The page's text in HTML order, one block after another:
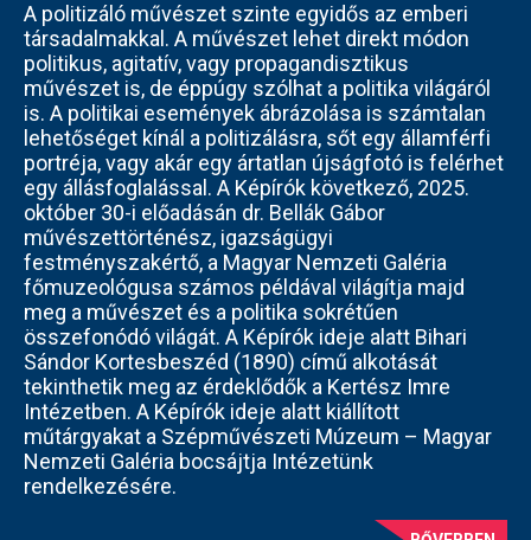
A politizáló művészet szinte egyidős az emberi
társadalmakkal. A művészet lehet direkt módon
politikus, agitatív, vagy propagandisztikus
művészet is, de éppúgy szólhat a politika világáról
is. A politikai események ábrázolása is számtalan
lehetőséget kínál a politizálásra, sőt egy államférfi
portréja, vagy akár egy ártatlan újságfotó is felérhet
egy állásfoglalással. A Képírók következő, 2025.
október 30-i előadásán dr. Bellák Gábor
művészettörténész, igazságügyi
festményszakértő, a Magyar Nemzeti Galéria
főmuzeológusa számos példával világítja majd
meg a művészet és a politika sokrétűen
összefonódó világát. A Képírók ideje alatt Bihari
Sándor Kortesbeszéd (1890) című alkotását
tekinthetik meg az érdeklődők a Kertész Imre
Intézetben. A Képírók ideje alatt kiállított
műtárgyakat a Szépművészeti Múzeum – Magyar
Nemzeti Galéria bocsájtja Intézetünk
rendelkezésére.